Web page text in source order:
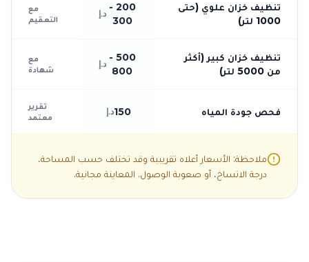
تنظيف خزان علوي (حتى
1000 لتر)
200 -
300
د.إ
مع
التعقيم
تنظيف خزان كبير (أكثر
من 5000 لتر)
500 -
800
د.إ
مع
شهادة
فحص جودة المياه 150د.إ
تقرير
معتمد
ملاحظة: الأسعار أعلاه تقريبية وقد تختلف حسب المساحة،
درجة الاتساخ، أو صعوبة الوصول. المعاينة مجانية.